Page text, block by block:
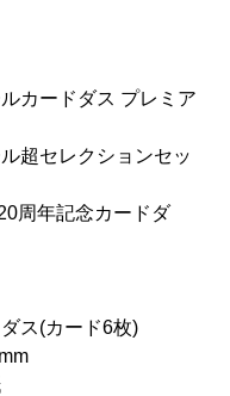
カードダス プレミア
クションセッ
記念カードダ
ス(カード6枚)